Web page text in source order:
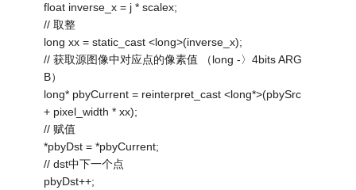
float inverse_x = j * scalex;
// 取整
long xx = static_cast <long>(inverse_x);
// 获取源图像中对应点的像素值 （long -〉4bits ARG
B）
long* pbyCurrent = reinterpret_cast <long*>(pbySrc
+ pixel_width * xx);
// 赋值
*pbyDst = *pbyCurrent;
// dst中下一个点
pbyDst++;